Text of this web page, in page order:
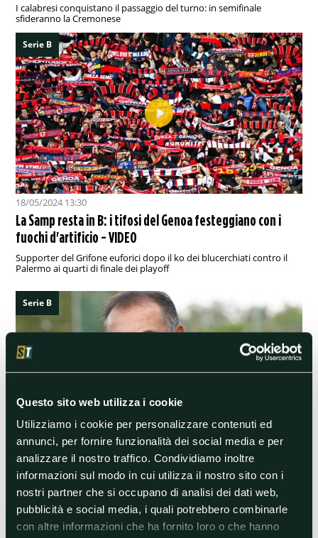
Questo sito web utilizza i cookie
Utilizziamo i cookie per personalizzare contenuti ed
annunci, per fornire funzionalità dei social media e per
analizzare il nostro traffico. Condividiamo inoltre
informazioni sul modo in cui utilizza il nostro sito con i
nostri partner che si occupano di analisi dei dati web,
pubblicità e social media, i quali potrebbero combinarle
con altre informazioni che ha fornito loro o che hanno
I calabresi conquistano il passaggio del turno: in semifinale
sfideranno la Cremonese
Serie B
18/05/2024 13:30
La Samp resta in B: i tifosi del Genoa festeggiano con i
fuochi d'artificio - VIDEO
Supporter del Grifone euforici dopo il ko dei blucerchiati contro il
Palermo ai quarti di finale dei playoff
Serie B
18/05/2024 10:00
Playoff Serie B, Catanzaro-Brescia: analisi e pronostico
In novanta minuti, o forse più, è racchiuso il destino delle squadre di
Vivarini e Maran, in campo questa sera al Ceravolo (ore 20.30)